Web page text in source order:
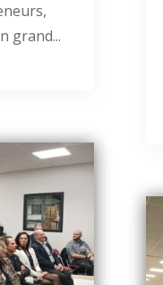
grand...